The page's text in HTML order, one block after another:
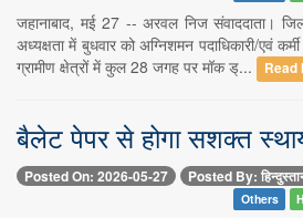
जहानाबाद, मई 27 -- अरवल निज संवाददाता।
अध्यक्षता में बुधवार को अग्निशमन पदाधिकारी/एवं
ग्रामीण क्षेत्रों में कुल 28 जगह पर मॉक ड्...
Read
बैलेट पेपर से होगा सशक्त
Posted On: 2026-05-27 Posted By:
Others